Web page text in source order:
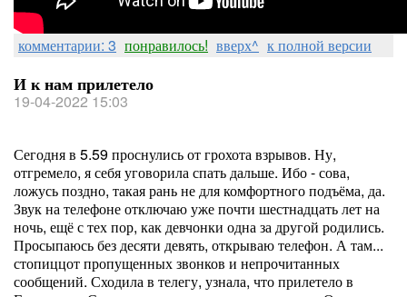
комментарии: 3 понравилось! вверх^ к полной версии
И к нам прилетело
19-04-2022 15:03
Сегодня в 5.59 проснулись от грохота взрывов. Ну,
отгремело, я себя уговорила спать дальше. Ибо - сова,
ложусь поздно, такая рань не для комфортного подъёма, да.
Звук на телефоне отключаю уже почти шестнадцать лет на
ночь, ещё с тех пор, как девчонки одна за другой родились.
Просыпаюсь без десяти девять, открываю телефон. А там...
стопиццот пропущенных звонков и непрочитанных
сообщений. Сходила в телегу, узнала, что прилетело в